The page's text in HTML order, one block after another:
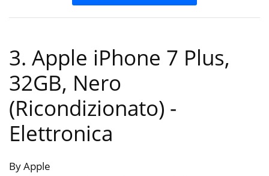
3. Apple iPhone 7 Plus,
32GB, Nero
(Ricondizionato) -
Elettronica
By Apple